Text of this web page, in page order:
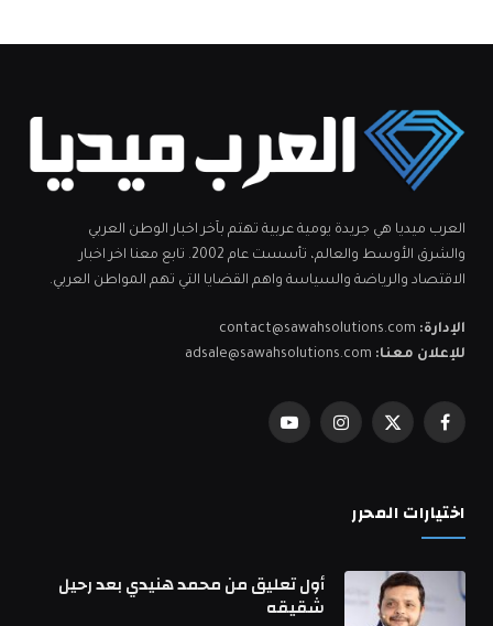
العرب ميديا هي جريدة يومية عربية تهتم بآخر اخبار الوطن العربي
والشرق الأوسط والعالم، تأسست عام 2002. تابع معنا اخر اخبار
الاقتصاد والرياضة والسياسة واهم القضايا التي تهم المواطن العربي.
الإدارة: contact@sawahsolutions.com
للإعلان معنا: adsale@sawahsolutions.com
فيسبوكX
الانستغراميوتيوب
اختيارات المحرر
أول تعليق من محمد هنيدي بعد رحيل
شقيقه